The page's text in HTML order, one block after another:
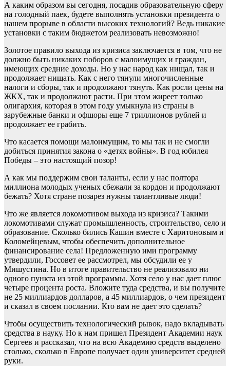
А каким образом вы сегодня, посадив образовательную сферу
на голодный паек, будете выполнять установки президента о
нашем прорыве в области высоких технологий? Ведь никакие
установки с таким бюджетом реализовать невозможно!
Золотое правило выхода из кризиса заключается в том, что не
должно быть никаких поборов с малоимущих и граждан,
имеющих средние доходы. Но у нас народ как нищал, так и
продолжает нищать. Как с него тянули многочисленные
налоги и сборы, так и продолжают тянуть. Как росли цены на
ЖКХ, так и продолжают расти. При этом жиреет только
олигархия, которая в этом году умыкнула из страны в
зарубежные банки и офшоры еще 7 триллионов рублей и
продолжает ее грабить.
Что касается помощи малоимущим, то мы так и не смогли
добиться принятия закона о «детях войны». В год юбилея
Победы – это настоящий позор!
А как мы поддержим свои таланты, если у нас полтора
миллиона молодых ученых сбежали за кордон и продолжают
бежать? Хотя стране позарез нужны талантливые люди!
Что же является локомотивом выхода из кризиса? Такими
локомотивами служат промышленность, строительство, село и
образование. Сколько бились Кашин вместе с Харитоновым и
Коломейцевым, чтобы обеспечить дополнительное
финансирование села! Предложенную ими программу
утвердили, Госсовет ее рассмотрел, мы обсудили ее у
Мишустина. Но в итоге правительство не реализовало ни
одного пункта из этой программы. Хотя село у нас дает плюс
четыре процента роста. Вложите туда средства, и вы получите
не 25 миллиардов долларов, а 45 миллиардов, о чем президент
и сказал в своем послании. Кто вам не дает это сделать?
Чтобы осуществить технологический рывок, надо вкладывать
средства в науку. Но к нам пришел Президент Академии наук
Сергеев и рассказал, что на всю Академию средств выделено
столько, сколько в Европе получает один университет средней
руки.